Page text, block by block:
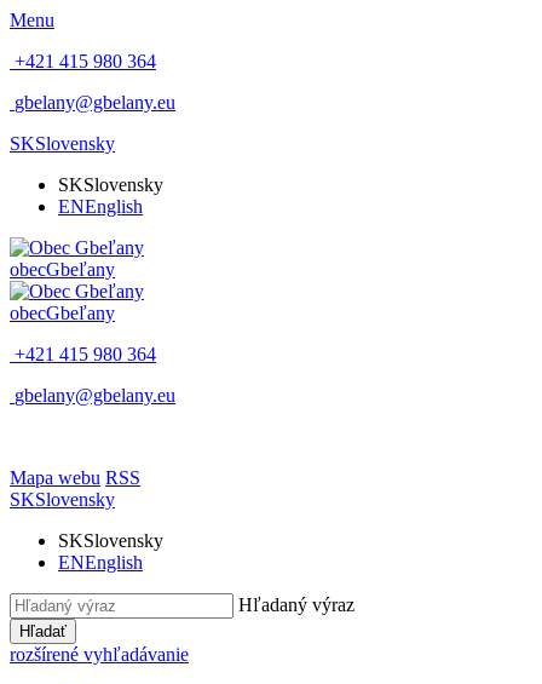
Menu
+421 415 980 364
gbelany@gbelany.eu
SKSlovensky
SKSlovensky
ENEnglish
obecGbeľany
obecGbeľany
+421 415 980 364
gbelany@gbelany.eu
Mapa webu RSS
SKSlovensky
SKSlovensky
ENEnglish
Hľadaný výraz
Hľadať
rozšírené vyhľadávanie